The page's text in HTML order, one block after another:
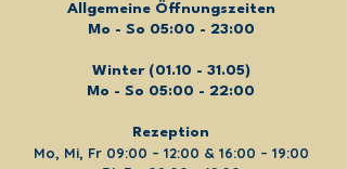
Allgemeine Öffnungszeiten
Mo - So 05:00 - 23:00
Winter (01.10 - 31.05)
Mo - So 05:00 - 22:00
Rezeption
Mo, Mi, Fr 09:00 – 12:00 & 16:00 – 19:00